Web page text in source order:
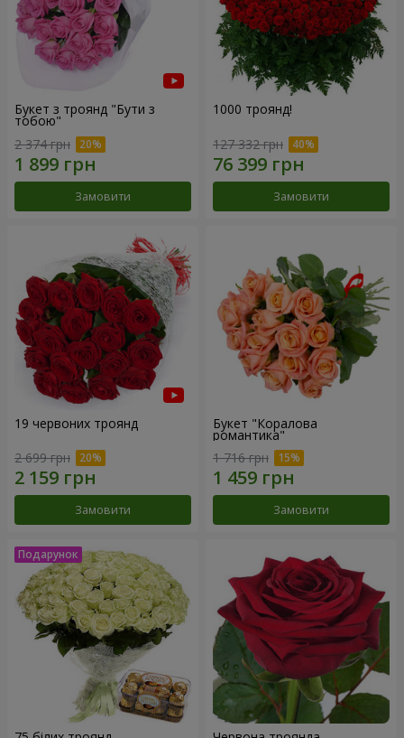
Букет з троянд "Бути з
тобою"
2 374 грн
Замовити
1000 троянд!
127 332 грн
Замовити
19 червоних троянд
2 699 грн
Замовити
Букет "Коралова
романтика"
1 716 грн
Замовити